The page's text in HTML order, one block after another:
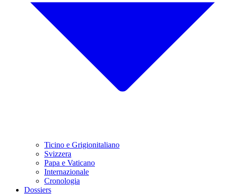
Ticino e Grigionitaliano
Svizzera
Papa e Vaticano
Internazionale
Cronologia
Dossiers